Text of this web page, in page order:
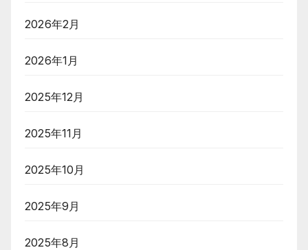
2026年2月
2026年1月
2025年12月
2025年11月
2025年10月
2025年9月
2025年8月